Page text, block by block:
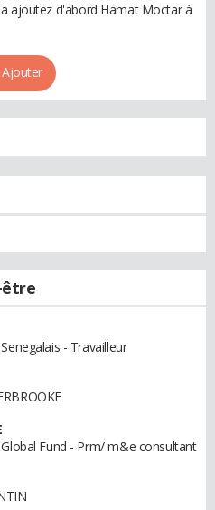
ajoutez d'abord Hamat Moctar à
Ajouter
être
- Travailleur
Fund - Prm/ m&e consultant